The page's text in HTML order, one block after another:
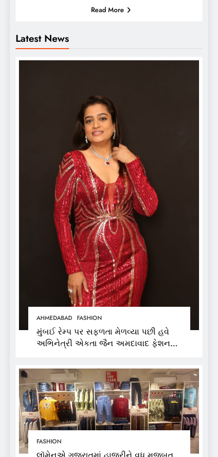
Latest News
AHMEDABAD FASHION
મુંબઈ રેમ્પ પર સફળતા મેળવ્યા પછી હવે
અભિનેત્રી એકતા જૈન અમદાવાદ ફેશન
FASHION
Read More